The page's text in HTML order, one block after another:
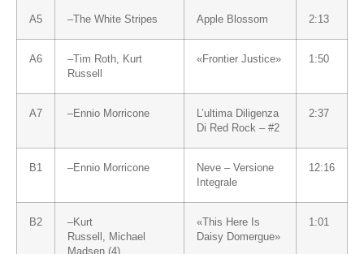
A5 –The White Stripes Apple Blossom 2:13
A6 –Tim Roth
Kurt
Russell
«Frontier Justice» 1:50
A7 –Ennio Morricone
L’ultima Diligenza
Di Red Rock – #2
2:37
B1 –Ennio Morricone
Neve – Versione
Integrale
12:16
B2 –Kurt
Russell
Michael
Madsen (4)
«This Here Is
Daisy Domergue»
1:01